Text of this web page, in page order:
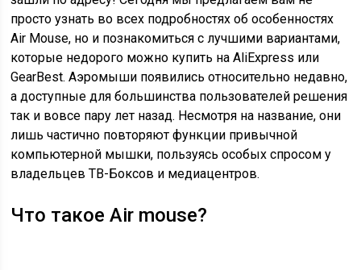
просто узнать во всех подробностях об особенностях
Air Mouse, но и познакомиться с лучшими вариантами,
которые недорого можно купить на AliExpress или
GearBest. Аэромыши появились относительно недавно,
а доступные для большинства пользователей решения
так и вовсе пару лет назад. Несмотря на название, они
лишь частично повторяют функции привычной
компьютерной мышки, пользуясь особых спросом у
владельцев ТВ-Боксов и медиацентров.
Что такое Air mouse?